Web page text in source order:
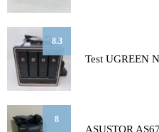
8.3
Test UGREEN
8
ASUSTOR